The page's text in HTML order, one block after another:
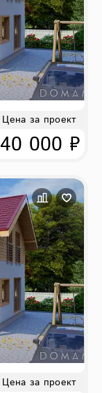
Цена за проект
40 000 ₽
Цена за проект